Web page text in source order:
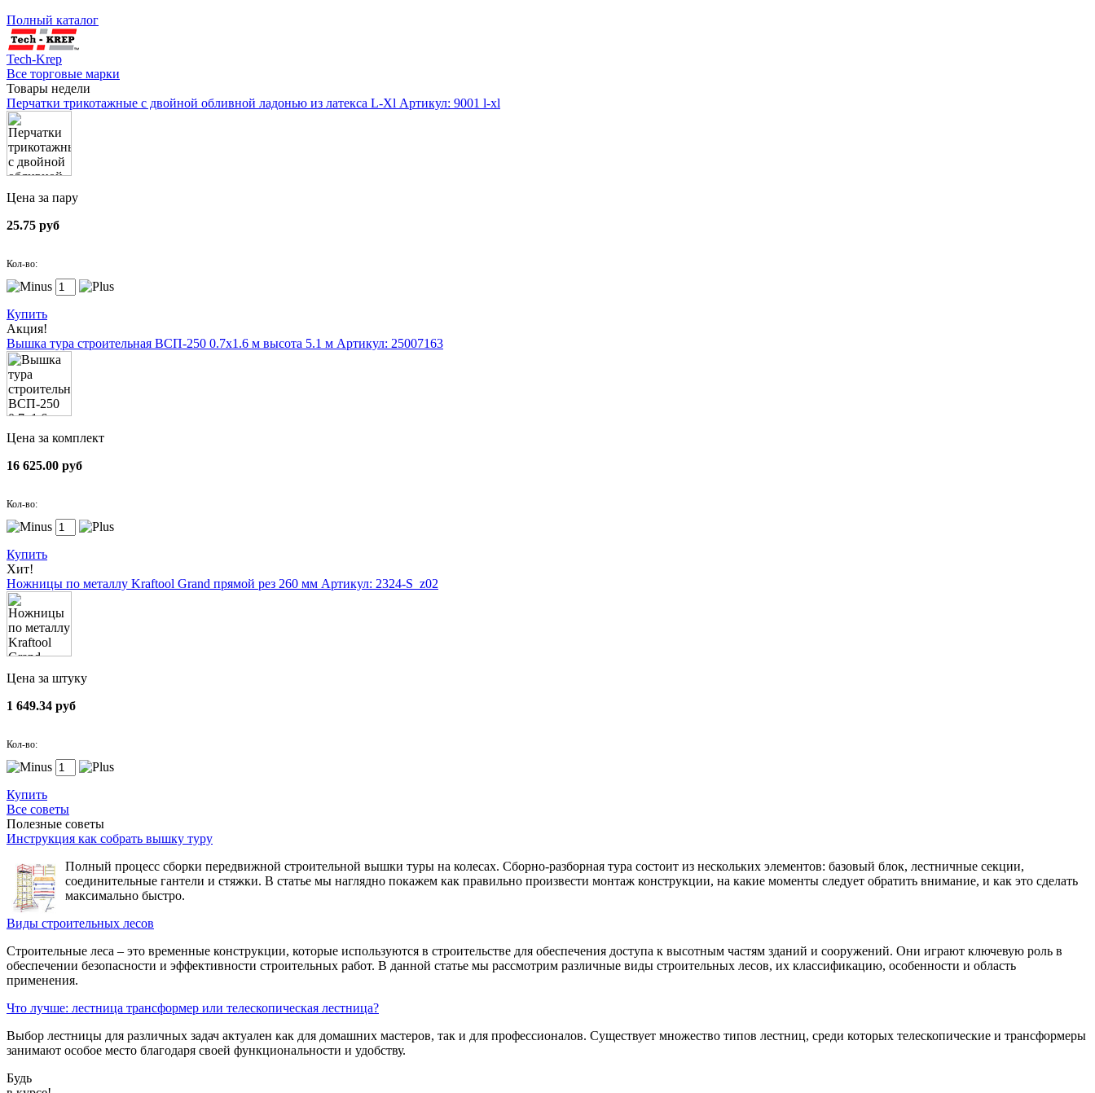
Полный каталог
Tech-Krep
Все торговые марки
Товары недели
Перчатки трикотажные с двойной обливной ладонью из латекса L-Xl Артикул: 9001 l-xl
Цена за пару
25.75 руб
Кол-во:
Купить
Акция!
Вышка тура строительная ВСП-250 0.7х1.6 м высота 5.1 м Артикул: 25007163
Цена за комплект
16 625.00 руб
Кол-во:
Купить
Хит!
Ножницы по металлу Kraftool Grand прямой рез 260 мм Артикул: 2324-S_z02
Цена за штуку
1 649.34 руб
Кол-во:
Купить
Все советы
Полезные советы
Инструкция как собрать вышку туру
Полный процесс сборки передвижной строительной вышки туры на колесах. Сборно-разборная тура состоит из нескольких элементов: базовый блок, лестничные секции,
соединительные гантели и стяжки. В статье мы наглядно покажем как правильно произвести монтаж конструкции, на какие моменты следует обратить внимание, и как это сделать
максимально быстро.
Виды строительных лесов
Строительные леса – это временные конструкции, которые используются в строительстве для обеспечения доступа к высотным частям зданий и сооружений. Они играют ключевую роль в
обеспечении безопасности и эффективности строительных работ. В данной статье мы рассмотрим различные виды строительных лесов, их классификацию, особенности и область
применения.
Что лучше: лестница трансформер или телескопическая лестница?
Выбор лестницы для различных задач актуален как для домашних мастеров, так и для профессионалов. Существует множество типов лестниц, среди которых телескопические и трансформеры
занимают особое место благодаря своей функциональности и удобству.
Будь